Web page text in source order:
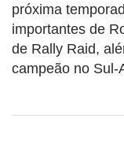
próxima
importantes de
de Rally Raid,
campeão no Sul-